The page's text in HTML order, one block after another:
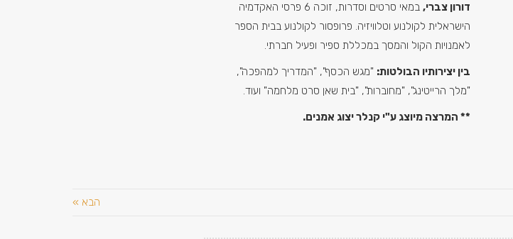
דורון צברי,
במאי סרטים וסדרות, זוכה 6 פרסי האקדמיה
הישראלית לקולנוע וטלוויזיה. פרופסור לקולנוע בבית הספר
לאמנויות הקול והמסך במכללת ספיר ופעיל חברתי.
בין יצירותיו הבולטות: "מגש הכסף", "המדריך למהפכה",
"מלך הרייטינג", "מחוברות", "בית שאן סרט מלחמה" ועוד.
** המרצה מיוצג ע"י קנלר יצוג אמנים.
הבא »